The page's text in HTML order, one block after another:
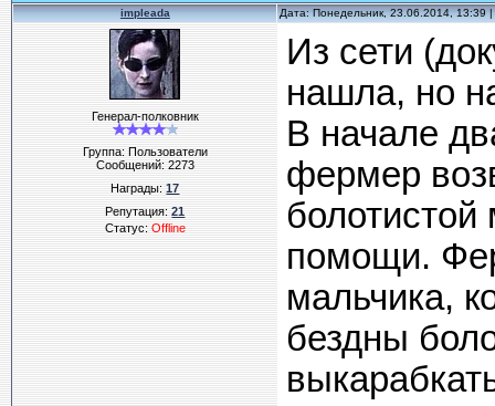
impleada Дата: Понедельник, 23.06.2014,
Генерал-полковник
Группа: Пользователи
Сообщений:2273
Награды:17
Репутация:21
Статус:Offline
Из сети
нашла, но
В начале
фермер
помощи.
мальчика,
бездны